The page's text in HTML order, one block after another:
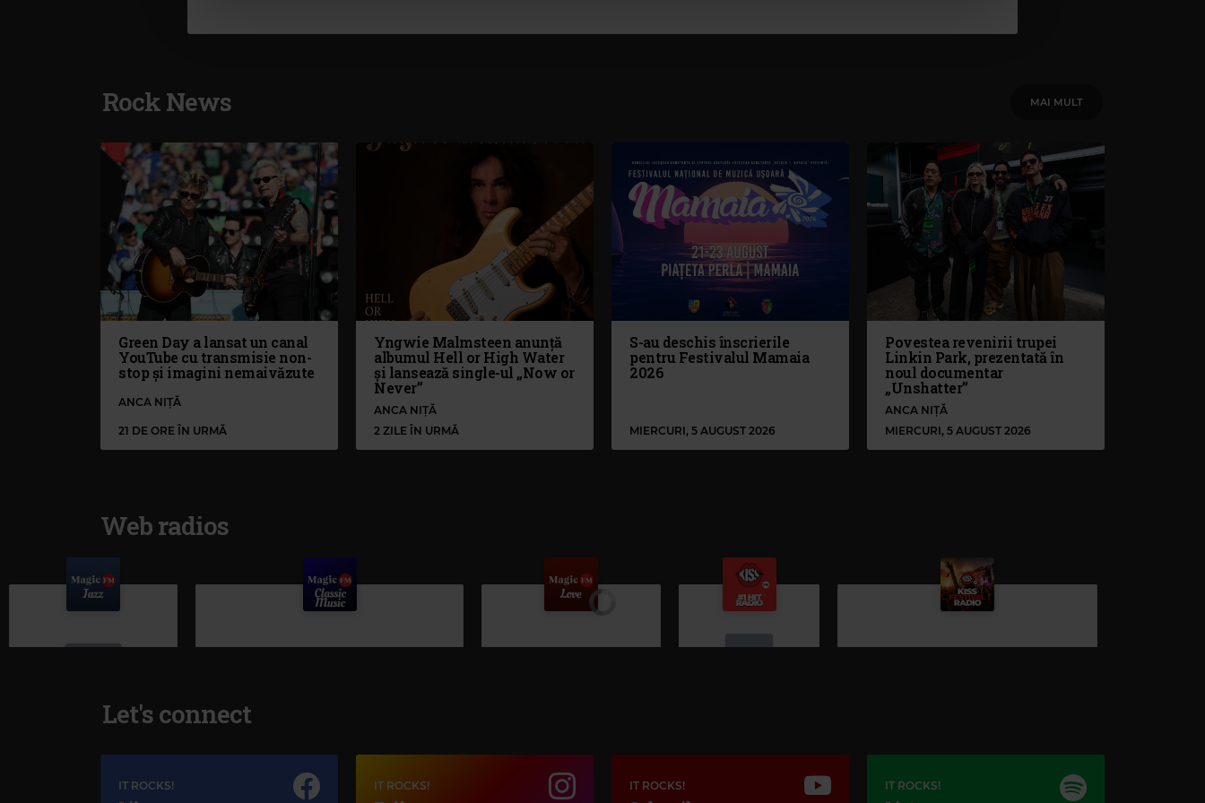
Rock News MAI MULT
Green Day a lansat un canal
YouTube cu transmisie non-
stop și imagini nemaivăzute
ANCA NIȚĂ
21 DE ORE ÎN URMĂ
Yngwie Malmsteen anunță
albumul Hell or High Water
și lansează single-ul „Now or
Never”
ANCA NIȚĂ
2 ZILE ÎN URMĂ
S-au deschis înscrierile
pentru Festivalul Mamaia
2026
MIERCURI, 5 AUGUST 2026
Povestea revenirii trupei
Linkin Park, prezentată în
noul documentar
„Unshatter”
ANCA NIȚĂ
MIERCURI, 5 AUGUST 2026
Web radios
Magic Jazz Magic Love
Kiss FM
AS FI IUBIT-O
Let's connect
IT ROCKS! IT ROCKS! IT ROCKS! IT ROCKS!